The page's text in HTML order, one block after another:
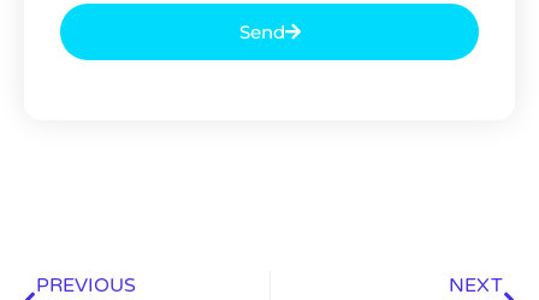
Send
PREVIOUS NEXT